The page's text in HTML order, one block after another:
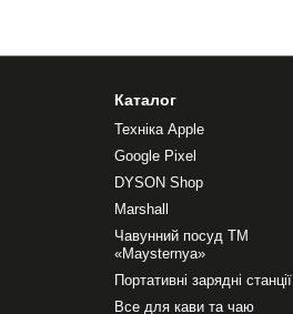
Каталог
Техніка Apple
Google Pixel
DYSON Shop
Marshall
Чавунний посуд ТМ
«Maysternya»
Портативні зарядні станції
Все для кави та чаю